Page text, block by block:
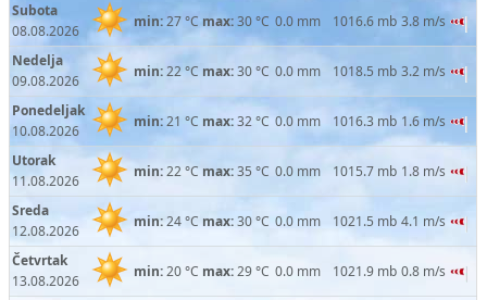
Subota
08.08.2026
min:27 °C max:30 °C 0.0 mm 1016.6 mb 3.8 m/s
Nedelja
09.08.2026
min:22 °C max:30 °C 0.0 mm 1018.5 mb 3.2 m/s
Ponedeljak
10.08.2026
min:21 °C max:32 °C 0.0 mm 1016.3 mb 1.6 m/s
Utorak
11.08.2026
min:22 °Cmax:35 °C 0.0 mm 1015.7 mb 1.8 m/s
Sreda
12.08.2026
min:24 °C max:30 °C 0.0 mm 1021.5 mb 4.1 m/s
Četvrtak
13.08.2026
min:20 °C max:29 °C 0.0 mm 1021.9 mb 0.8 m/s